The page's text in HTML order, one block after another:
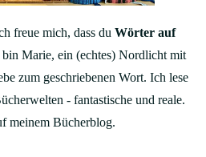
freue mich, dass du Wörter auf
bin Marie, ein (echtes) Nordlicht mit
zum geschriebenen Wort. Ich lese
- fantastische und reale.
meinem Bücherblog.